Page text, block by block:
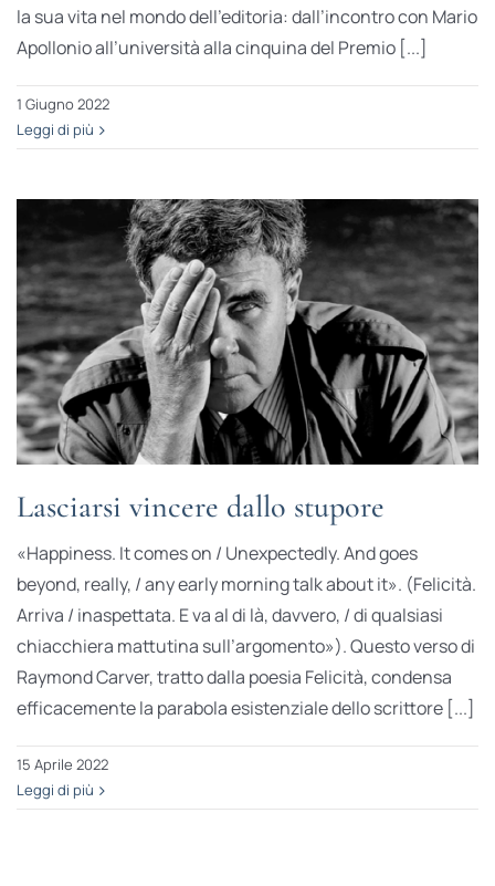
la sua vita nel mondo dell’editoria: dall’incontro con Mario
Apollonio all’università alla cinquina del Premio [...]
1 Giugno 2022
Leggi di più
Lasciarsi vincere dallo stupore
«Happiness. It comes on / Unexpectedly. And goes
beyond, really, / any early morning talk about it». (Felicità.
Arriva / inaspettata. E va al di là, davvero, / di qualsiasi
chiacchiera mattutina sull’argomento»). Questo verso di
Raymond Carver, tratto dalla poesia Felicità, condensa
efficacemente la parabola esistenziale dello scrittore [...]
15 Aprile 2022
Leggi di più